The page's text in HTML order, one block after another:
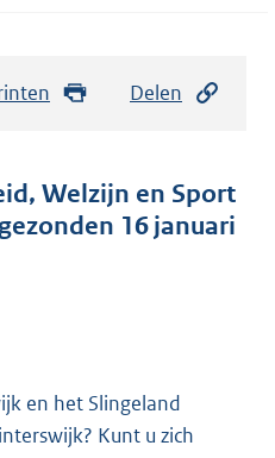
Delen
Welzijn en Sport
16 januari
en het Slingeland
Kunt u zich